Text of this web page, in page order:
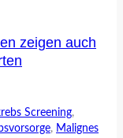
zeigen auch
Screening,
, Malignes